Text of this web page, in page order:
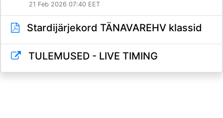
21 Feb 2026 07:40 EET
Stardijärjekord TÄNAVAREHV klassid
TULEMUSED - LIVE TIMING